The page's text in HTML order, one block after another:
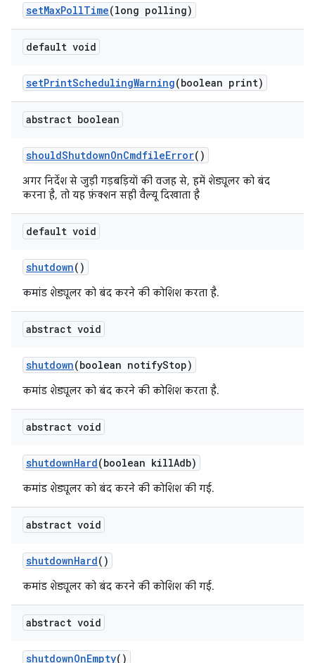
setMaxPollTime(long polling)
default void
setPrintSchedulingWarning(boolean print)
abstract boolean
shouldShutdownOnCmdfileError()
अगर निर्देश से जुड़ी गड़बड़ियों की वजह से, हमें शेड्यूलर को बंद
करना है, तो यह फ़ंक्शन सही वैल्यू दिखाता है
default void
shutdown()
कमांड शेड्यूलर को बंद करने की कोशिश करता है.
abstract void
shutdown(boolean notifyStop)
कमांड शेड्यूलर को बंद करने की कोशिश करता है.
abstract void
shutdownHard(boolean killAdb)
कमांड शेड्यूलर को बंद करने की कोशिश की गई.
abstract void
shutdownHard()
कमांड शेड्यूलर को बंद करने की कोशिश की गई.
abstract void
shutdownOnEmpty()